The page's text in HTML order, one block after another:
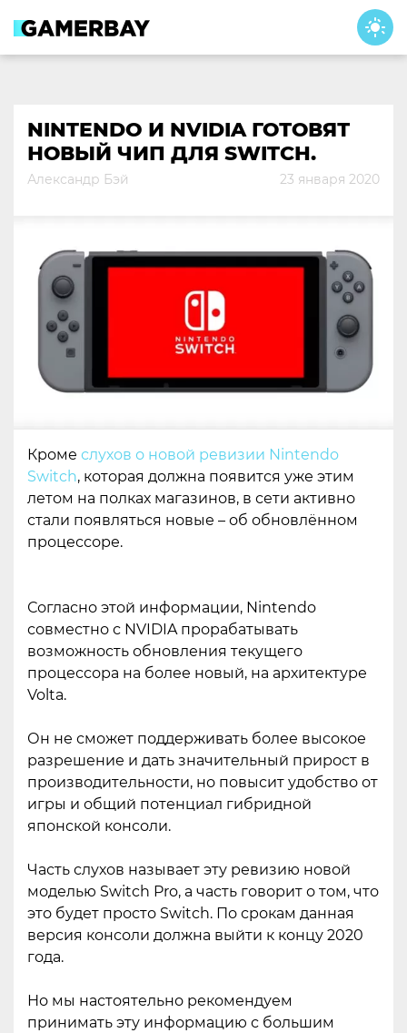
content
NINTENDO И NVIDIA ГОТОВЯТ
НОВЫЙ ЧИП ДЛЯ SWITCH.
Александр Бэй 23 января 2020
Кроме слухов о новой ревизии Nintendo
Switch, которая должна появится уже этим
летом на полках магазинов, в сети активно
стали появляться новые – об обновлённом
процессоре.
Согласно этой информации, Nintendo
совместно с NVIDIA прорабатывать
возможность обновления текущего
процессора на более новый, на архитектуре
Volta.
Он не сможет поддерживать более высокое
разрешение и дать значительный прирост в
производительности, но повысит удобство от
игры и общий потенциал гибридной
японской консоли.
Часть слухов называет эту ревизию новой
моделью Switch Pro, а часть говорит о том, что
это будет просто Switch. По срокам данная
версия консоли должна выйти к концу 2020
года.
Но мы настоятельно рекомендуем
принимать эту информацию с большим